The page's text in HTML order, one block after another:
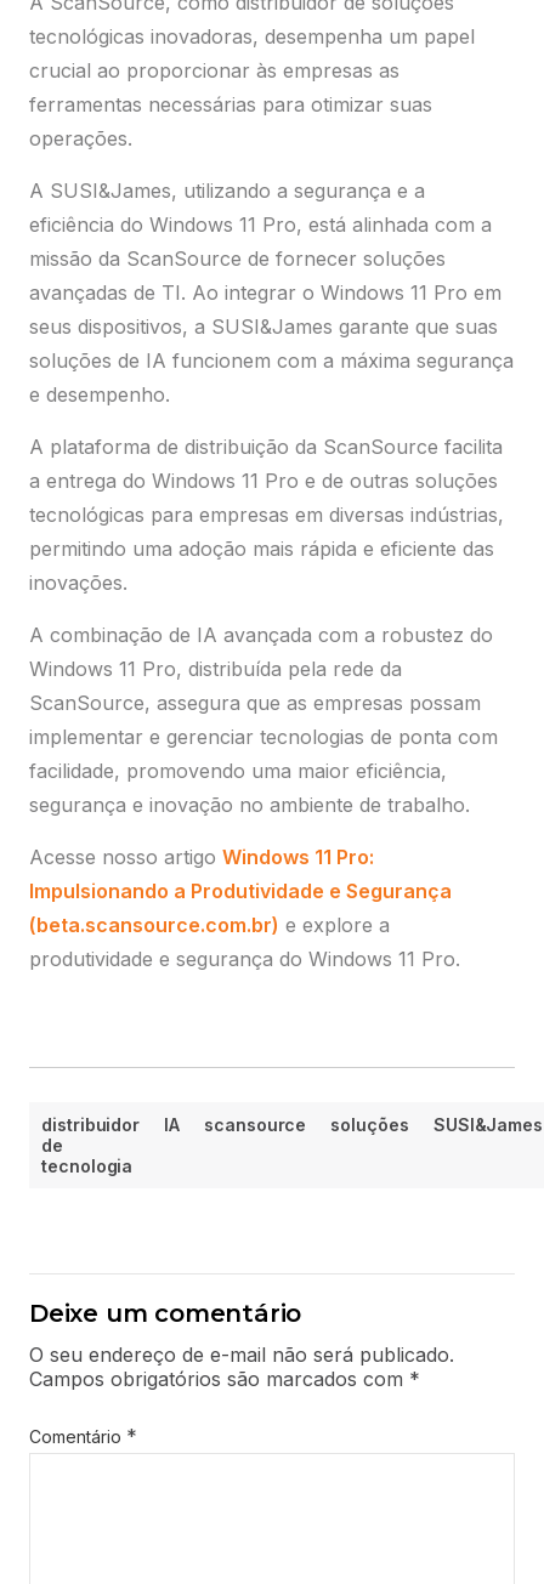
tecnológicas inovadoras, desempenha um papel
crucial ao proporcionar às empresas as
ferramentas necessárias para otimizar suas
operações.
A SUSI&James, utilizando a segurança e a
eficiência do Windows 11 Pro, está alinhada com a
missão da ScanSource de fornecer soluções
avançadas de TI. Ao integrar o Windows 11 Pro em
seus dispositivos, a SUSI&James garante que suas
soluções de IA funcionem com a máxima segurança
e desempenho.
A plataforma de distribuição da ScanSource facilita
a entrega do Windows 11 Pro e de outras soluções
tecnológicas para empresas em diversas indústrias,
permitindo uma adoção mais rápida e eficiente das
inovações.
A combinação de IA avançada com a robustez do
Windows 11 Pro, distribuída pela rede da
ScanSource, assegura que as empresas possam
implementar e gerenciar tecnologias de ponta com
facilidade, promovendo uma maior eficiência,
segurança e inovação no ambiente de trabalho.
Acesse nosso artigo Windows 11 Pro:
Impulsionando a Produtividade e Segurança
(beta.scansource.com.br) e explore a
produtividade e segurança do Windows 11 Pro.
distribuidor
de
tecnologia
IA scansource soluções SUSI&James
Deixe um comentário
O seu endereço de e-mail não será publicado.
Campos obrigatórios são marcados com *
Comentário *